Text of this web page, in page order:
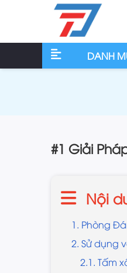
DANH
#1 Giải
Nội
1. Phòng
2. Sử dụng
2.1. Tấm